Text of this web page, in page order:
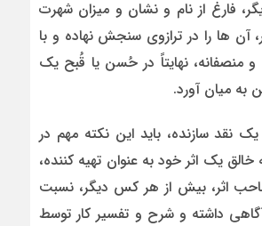
فارغ از نام و نشان و میزان شهرت
آن ها را در ترازوی سنجش نهاده و با
و منصفانه، نهایتاً در حُسن یا قُبح یک
به میان آورد.
نقد سازنده، باید این نکته مهم در
یک اثر خود به عنوان تهیه کننده،
اثر، بیش از هر کس دیگر، نسبت
داشته و شرح و تفسیر کار توسط